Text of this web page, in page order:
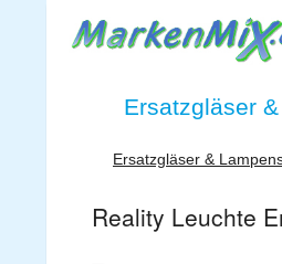
Hauptinhalt springen
Zur Suche springen
Zur Hauptnavigation springen
Ersatzgläser
Ersatzgläser &
Reality Leuchte